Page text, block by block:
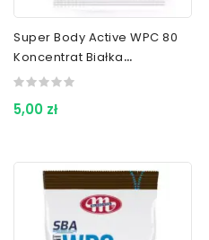
Super Body Active WPC 80
Koncentrat Białka
Serwatkowego 30 G
5,00 zł